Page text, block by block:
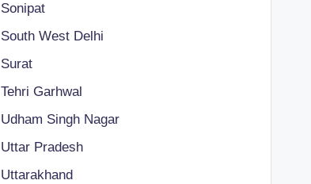
Sonipat
South West Delhi
Surat
Tehri Garhwal
Udham Singh Nagar
Uttar Pradesh
Uttarakhand